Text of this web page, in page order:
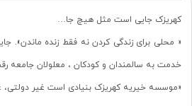
کهریزک جایی است مثل هیچ جا…
« محلی برای زندگی کردن نه فقط زنده ماندن».
خدمت به سالمندان و کودکان ، معلولان جامعه
«موسسه خیریه کهریزک بنیادی است غیر دولتی،